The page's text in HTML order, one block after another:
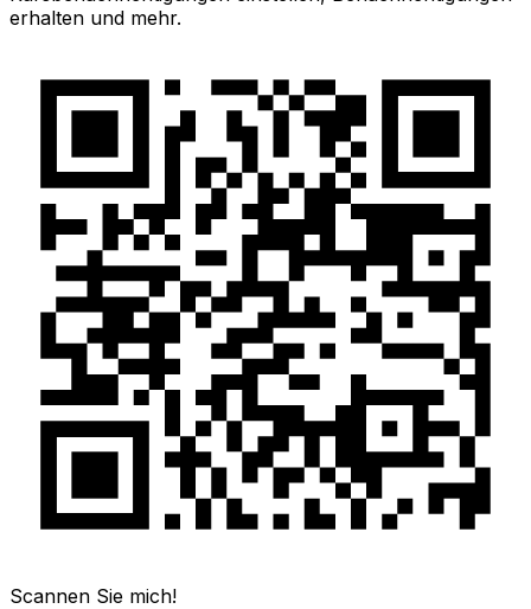
erhalten und mehr.
Scannen Sie mich!